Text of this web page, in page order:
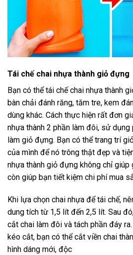
Tái chế chai nhựa thành giỏ đựng
Bạn có thể tái chế chai nhựa thành
bàn chải đánh răng, tăm tre, kem
dùng khác. Cách thực hiện rất đơn
nhựa thành 2 phần làm đôi, sử
làm giỏ đựng. Bạn có thể trang trí
của mình để nó trông thật đẹp và
nhựa thành giỏ đựng không chỉ giúp
còn giúp bạn tiết kiệm chi phí mua
Khi lựa chọn chai nhựa để tái chế,
dung tích từ 1,5 lít đến 2,5 lít. Sau
cắt chai làm đôi và tách phần đáy
kéo cắt, bạn có thể cắt viền chai
hình dáng mới, độc